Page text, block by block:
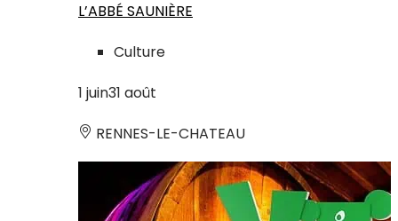
L’ABBÉ SAUNIÈRE
Culture
1 juin31 août
RENNES-LE-CHATEAU